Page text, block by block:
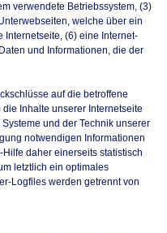
verwendete Betriebssystem, (3)
welche über ein
Internetseite, (6) eine Internet-
und Informationen, die der
auf die betroffene
Inhalte unserer Internetseite
und der Technik unserer
notwendigen Informationen
daher einerseits statistisch
letztlich ein optimales
Logfiles werden getrennt von